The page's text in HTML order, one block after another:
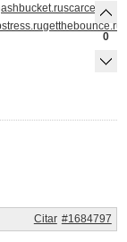
getthebounce.ru
0
#1684797
Citar